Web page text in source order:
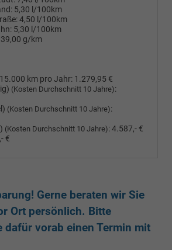
5,30 l/100km
4,50 l/100km
5,30 l/100km
g/km
km pro Jahr: 1.279,95 €
(Kosten Durchschnitt 10 Jahre):
(Kosten Durchschnitt 10 Jahre):
(Kosten Durchschnitt 10 Jahre):4.587,- €
€
Gerne beraten wir Sie
Ort persönlich. Bitte
dafür vorab einen Termin mit